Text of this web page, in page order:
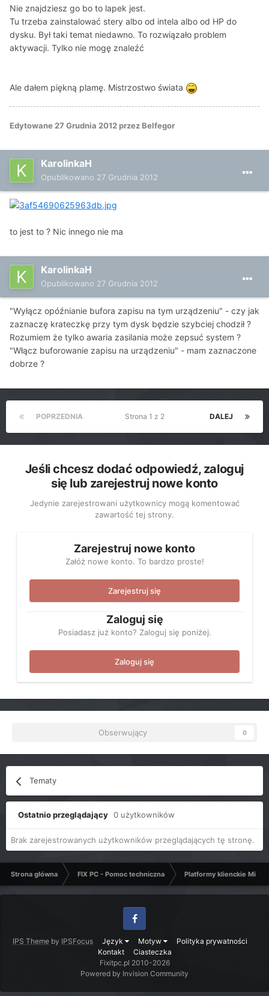
Nie znajdziesz go bo to lapek jest.
Tu trzeba zainstalować stery albo od intela albo od HP do
dysku. Był taki temat niedawno. To rozwiązało problem
aktywacji. Tylko nie mogę znaleźć
Ale dałem piękną plamę. Mistrzostwo świata
Edytowane 27 Grudnia 2012przez Belfegor
KarolinkaH
Opublikowano 27 Grudnia 2012
to jest to ? Nic innego nie ma
KarolinkaH
Opublikowano 27 Grudnia 2012
"Wyłącz opóźnianie bufora zapisu na tym urządzeniu" - czy jak
zaznaczę krateczkę przy tym dysk będzie szybciej chodził ?
Rozumiem że tylko awaria zasilania może zepsuć system ?
"Włącz buforowanie zapisu na urządzeniu" - mam zaznaczone
dobrze ?
POPRZEDNIA DALEJ
Strona 1 z 2
Jeśli chcesz dodać odpowiedź, zaloguj
się lub zarejestruj nowe konto
Jedynie zarejestrowani użytkownicy mogą komentować
zawartość tej strony.
Zarejestruj nowe konto
Załóż nowe konto. To bardzo proste!
Zarejestruj się
Zaloguj się
Posiadasz już konto? Zaloguj się poniżej.
Zaloguj się
Obserwujący 0
Tematy
Ostatnio przeglądający 0 użytkowników
Brak zarejestrowanych użytkowników przeglądających tę stronę.
Strona główna FIX PC - Pomoc techniczna Platformy klienckie
IPS Theme by IPSFocus Język Motyw
Polityka prywatności
Kontakt
Ciasteczka
Facebook
Fixitpc.pl 2010-2026
Powered by Invision Community